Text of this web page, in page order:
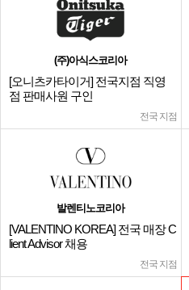
(주)아식스코리아
[오니츠카타이거] 전국지점 직영
점 판매사원 구인
전국 지점
발렌티노코리아
[VALENTINO KOREA] 전국 매장 C
lient Advisor 채용
전국 지점